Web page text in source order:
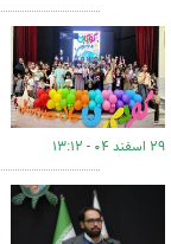
۲۹ اسفند ۰۴ - ۱۳:۱۲